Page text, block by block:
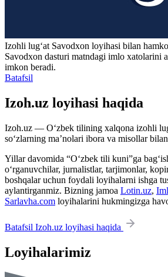
Izohli lugʻat Savodxon loyihasi bilan
Savodxon dasturi matndagi imlo xatolarini
imkon beradi.
Batafsil
Izoh.uz loyihasi haqida
Izoh.uz — O‘zbek tilining xalqona izohli
so‘zlarning ma’nolari ibora va misollar
Yillar davomida “O‘zbek tili kuni”ga
o‘rganuvchilar, jurnalistlar, tarjimonlar,
boshqalar uchun foydali loyihalarni ishga
aylantirganmiz. Bizning jamoa Lotin.uz,
Sarlavha.com loyihalarini hukmingizga
Batafsil Izoh.uz loyihasi haqida
Loyihalarimiz